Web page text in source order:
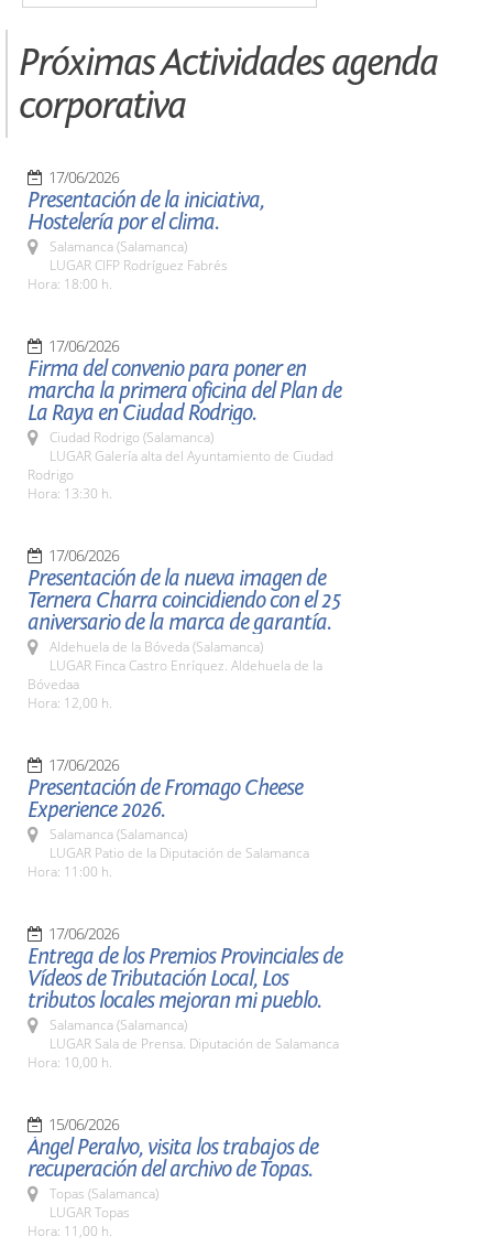
Próximas Actividades agenda
corporativa
17/06/2026
Presentación de la iniciativa,
Hostelería por el clima.
Salamanca (Salamanca)
LUGAR CIFP Rodríguez Fabrés
Hora: 18:00 h.
17/06/2026
Firma del convenio para poner en
marcha la primera oficina del Plan de
La Raya en Ciudad Rodrigo.
Ciudad Rodrigo (Salamanca)
LUGAR Galería alta del Ayuntamiento de Ciudad
Rodrigo
Hora: 13:30 h.
17/06/2026
Presentación de la nueva imagen de
Ternera Charra coincidiendo con el 25
aniversario de la marca de garantía.
Aldehuela de la Bóveda (Salamanca)
LUGAR Finca Castro Enríquez. Aldehuela de la
Bóvedaa
Hora: 12,00 h.
17/06/2026
Presentación de Fromago Cheese
Experience 2026.
Salamanca (Salamanca)
LUGAR Patio de la Diputación de Salamanca
Hora: 11:00 h.
17/06/2026
Entrega de los Premios Provinciales de
Vídeos de Tributación Local, Los
tributos locales mejoran mi pueblo.
Salamanca (Salamanca)
LUGAR Sala de Prensa. Diputación de Salamanca
Hora: 10,00 h.
15/06/2026
Ángel Peralvo, visita los trabajos de
recuperación del archivo de Topas.
Topas (Salamanca)
LUGAR Topas
Hora: 11,00 h.